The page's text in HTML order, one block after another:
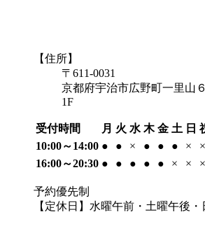
【住所】
〒611-0031
京都府宇治市広野町一里山
1F
受付時間 月 火 水 木 金 土 日
10:00～14:00 ● ● × ● ● ● ×
×
16:00～20:30 ● ● ● ● ● × × ×
予約優先制
【定休日】水曜午前・土曜午後・